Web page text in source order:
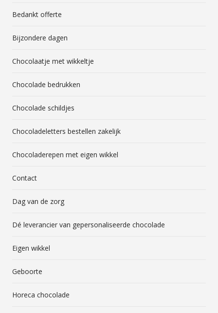
Bedankt offerte
Bijzondere dagen
Chocolaatje met wikkeltje
Chocolade bedrukken
Chocolade schildjes
Chocoladeletters bestellen zakelijk
Chocoladerepen met eigen wikkel
Contact
Dag van de zorg
Dé leverancier van gepersonaliseerde chocolade
Eigen wikkel
Geboorte
Horeca chocolade